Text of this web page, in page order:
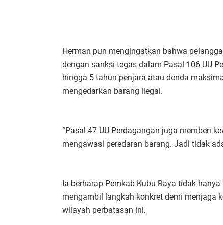
Herman pun mengingatkan bahwa
dengan sanksi tegas dalam Pasal 106 UU
hingga 5 tahun penjara atau denda
mengedarkan barang ilegal.
“Pasal 47 UU Perdagangan juga memberi
mengawasi peredaran barang. Jadi tidak
Ia berharap Pemkab Kubu Raya tidak
mengambil langkah konkret demi menjaga
wilayah perbatasan ini.